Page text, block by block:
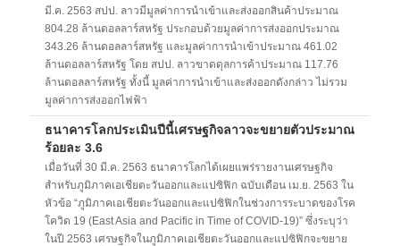
มี.ค. 2563 สปป. ลาวมีมูลค่าการนำเข้าและส่งออกสินค้าประมาณ
804.28 ล้านดอลลาร์สหรัฐ ประกอบด้วยมูลค่าการส่งออกประมาณ
343.26 ล้านดอลลาร์สหรัฐ และมูลค่าการนำเข้าประมาณ 461.02
ล้านดอลลาร์สหรัฐ โดย สปป. ลาวขาดดุลการค้าประมาณ 117.76
ล้านดอลลาร์สหรัฐ ทั้งนี้ มูลค่าการนำเข้าและส่งออกดังกล่าว ไม่รวม
มูลค่าการส่งออกไฟฟ้า
ธนาคารโลกประเมินปีนี้เศรษฐกิจลาวจะขยายตัวประมาณ
ร้อยละ 3.6
เมื่อวันที่ 30 มี.ค. 2563 ธนาคารโลกได้เผยแพร่รายงานเศรษฐกิจ
สำหรับภูมิภาคเอเชียตะวันออกและแปซิฟิก ฉบับเดือน เม.ย. 2563 ใน
หัวข้อ “ภูมิภาคเอเชียตะวันออกและแปซิฟิกในช่วงการระบาดของโรค
โควิด 19 (East Asia and Pacific in Time of COVID-19)” ซึ่งระบุว่า
ในปี 2563 เศรษฐกิจในภูมิภาคเอเชียตะวันออกและแปซิฟิกจะขยาย